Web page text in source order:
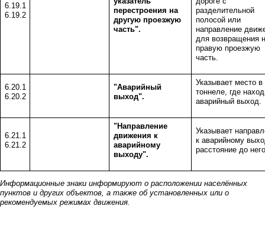
6.19.1
6.19.2
перестроения на
другую проезжую
часть".
разделительной
полосой или
направление
для возвращения
правую проезжую
часть.
6.20.1
6.20.2
"Аварийный
выход".
Указывает место в
тоннеле, где
аварийный выход.
6.21.1
6.21.2
"Направление
движения к
аварийному
выходу".
Указывает
к аварийному
расстояние до
Информационные знаки информируют о расположении населённых
пунктов и других объектов, а также об установленных или о
рекомендуемых режимах движения.